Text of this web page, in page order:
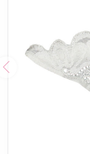
Poprzedni